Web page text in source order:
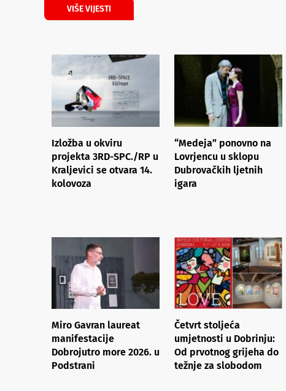
VIŠE VIJESTI
Izložba u okviru
projekta 3RD-SPC./RP u
Kraljevici se otvara 14.
kolovoza
“Medeja” ponovno na
Lovrjencu u sklopu
Dubrovačkih ljetnih
igara
Miro Gavran laureat
manifestacije
Dobrojutro more 2026. u
Podstrani
Četvrt stoljeća
umjetnosti u Dobrinju:
Od prvotnog grijeha do
težnje za slobodom